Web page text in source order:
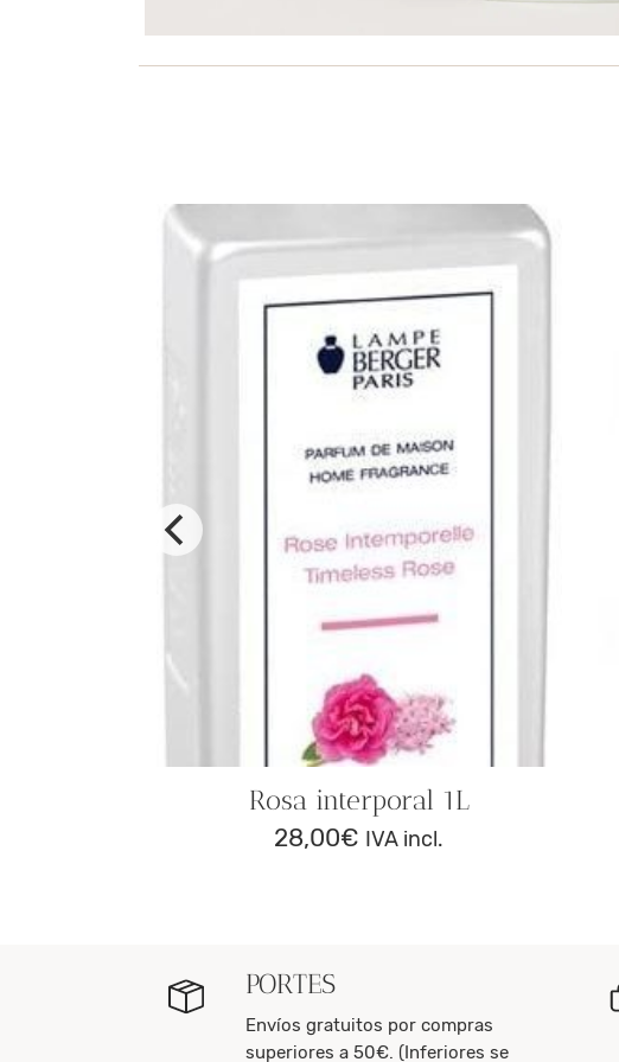
Rosa interporal 1L
28,00€ IVA incl.
PORTES
Envíos gratuitos por compras
superiores a 50€. (Inferiores se